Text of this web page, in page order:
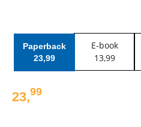
Paperback
23,99
E-book
13,99
Paperback:
23,99